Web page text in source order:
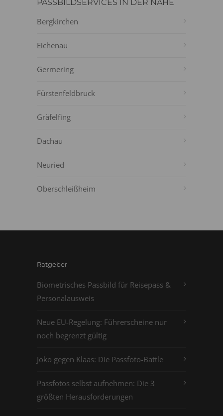
PASSBILDSERVICES IN DER NÄHE
Bergkirchen
Eichenau
Germering
Fürstenfeldbruck
Gräfelfing
Dachau
Neuried
Oberschleißheim
Ratgeber
Biometrisches Passbild für Reisepass &
Personalausweis
Neue EU-Regelung: Führerscheine nur
noch begrenzt gültig
Joko gegen Klaas: Die Passfoto-Battle
Passfotos selbst aufnehmen: Die 3
größten Herausforderungen